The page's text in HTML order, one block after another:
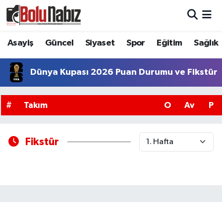
Asayiş Güncel Siyaset Spor Eğitim Sağlık
Dünya Kupası 2026 Puan Durumu ve Fikstür
# Takım O Av P
Fikstür
Bolu Namaz Vakitleri
Süper Lig Puan Durumu ve Fikstür